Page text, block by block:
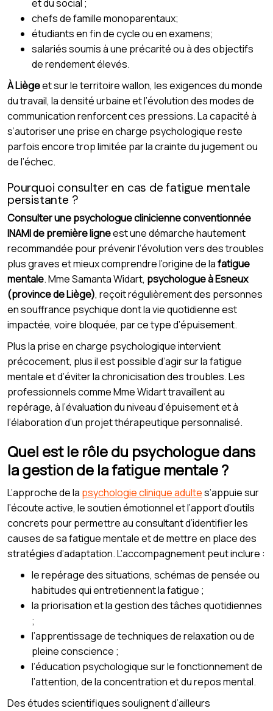
et du social ;
chefs de famille monoparentaux;
étudiants en fin de cycle ou en examens;
salariés soumis à une précarité ou à des objectifs
de rendement élevés.
À Liègeet sur le territoire wallon, les exigences du monde
du travail, la densité urbaine et l’évolution des modes de
communication renforcent ces pressions. La capacité à
s’autoriser une prise en charge psychologique reste
parfois encore trop limitée par la crainte du jugement ou
de l’échec.
Pourquoi consulter en cas de fatigue mentale
persistante ?
Consulter une psychologue clinicienne conventionnée
INAMI de première ligneest une démarche hautement
recommandée pour prévenir l’évolution vers des troubles
plus graves et mieux comprendre l’origine de lafatigue
mentale. Mme Samanta Widart, psychologue à Esneux
(province de Liège), reçoit régulièrement des personnes
en souffrance psychique dont la vie quotidienne est
impactée, voire bloquée, par ce type d’épuisement.
Plus la prise en charge psychologique intervient
précocement, plus il est possible d’agir sur la fatigue
mentale et d’éviter la chronicisation des troubles. Les
professionnels comme Mme Widart travaillent au
repérage, à l’évaluation du niveau d’épuisement et à
l’élaboration d’un projet thérapeutique personnalisé.
Quel est le rôle du psychologue dans
la gestion de la fatigue mentale ?
L’approche de la psychologie clinique adultes’appuie sur
l’écoute active, le soutien émotionnel et l’apport d’outils
concrets pour permettre au consultant d’identifier les
causes de sa fatigue mentale et de mettre en place des
stratégies d’adaptation. L’accompagnement peut inclure :
le repérage des situations, schémas de pensée ou
habitudes qui entretiennent la fatigue ;
la priorisation et la gestion des tâches quotidiennes
;
l’apprentissage de techniques de relaxation ou de
pleine conscience ;
l’éducation psychologique sur le fonctionnement de
l’attention, de la concentration et du repos mental.
Des études scientifiques soulignent d’ailleurs